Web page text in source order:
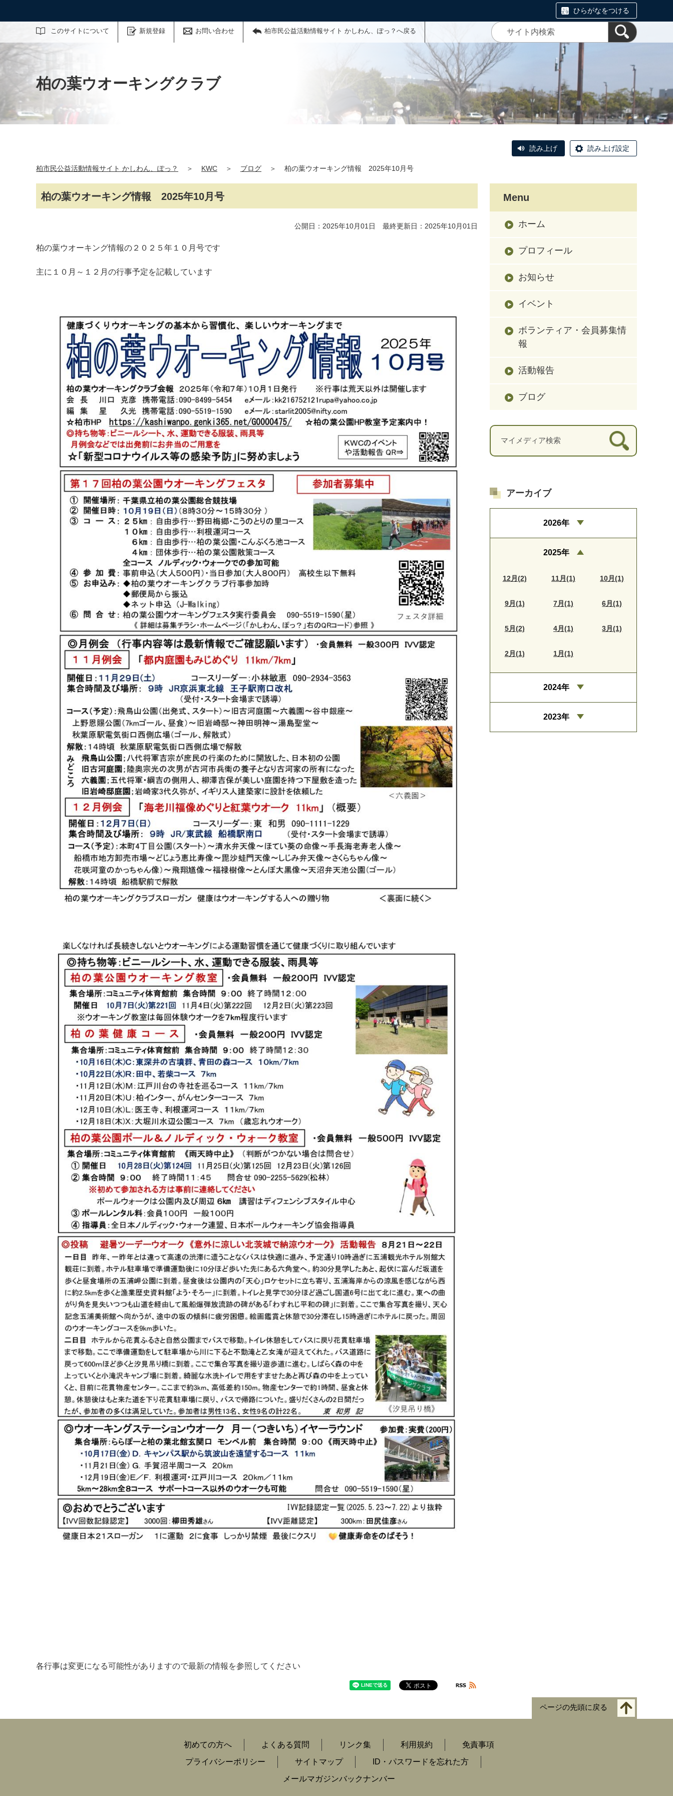
ひらがなをつける
このサイトについて 新規登録 お問い合わせ 柏市民公益活動情報サイト かしわん、ぽっ？へ戻る
サイト内検索
柏の葉ウオーキングクラブ
読み上げ 読み上げ設定
柏市民公益活動情報サイト かしわん、ぽっ？ ＞ KWC ＞ ブログ ＞ 柏の葉ウオーキング情報 2025年10月号
柏の葉ウオーキング情報 2025年10月号
公開日：2025年10月01日 最終更新日：2025年10月01日
柏の葉ウオーキング情報の２０２５年１０月号です
主に１０月～１２月の行事予定を記載しています
各行事は変更になる可能性がありますので最新の情報を参照してください
Menu
ホーム
プロフィール
お知らせ
イベント
ボランティア・会員募集情
報
活動報告
ブログ
アーカイブ
2026年
2025年
12月(2) 11月(1) 10月(1)
9月(1) 7月(1) 6月(1)
5月(2) 4月(1) 3月(1)
2月(1) 1月(1)
2024年
2023年
ページの先頭に戻る
初めての方へ よくある質問 リンク集 利用規約
免責事項
プライバシーポリシー
サイトマップ
ID・パスワードを忘れた方
メールマガジンバックナンバー